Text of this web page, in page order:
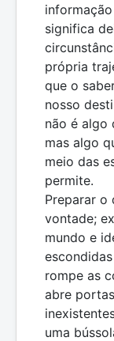
significa
própria
que o
nosso
não é algo
mas algo
meio das
permite.
Preparar o
vontade;
mundo e
rompe as
abre
uma